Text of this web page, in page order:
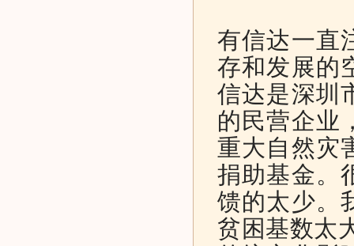
有信达一直
存和发展的
信达是深圳
的民营企业
重大自然灾
捐助基金。
馈的太少。
贫困基数太